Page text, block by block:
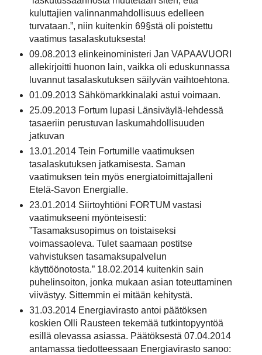
kuluttajien valinnanmahdollisuus edelleen
turvataan.”, niin kuitenkin 69§stä oli poistettu
vaatimus tasalaskutuksesta!
09.08.2013 elinkeinoministeri Jan VAPAAVUORI
allekirjoitti huonon lain, vaikka oli eduskunnassa
luvannut tasalaskutuksen säilyvän vaihtoehtona.
01.09.2013 Sähkömarkkinalaki astui voimaan.
25.09.2013 Fortum lupasi Länsiväylä-lehdessä
tasaeriin perustuvan laskumahdollisuuden
jatkuvan
13.01.2014 Tein Fortumille vaatimuksen
tasalaskutuksen jatkamisesta. Saman
vaatimuksen tein myös energiatoimittajalleni
Etelä-Savon Energialle.
23.01.2014 Siirtoyhtiöni FORTUM vastasi
vaatimukseeni myönteisesti:
”Tasamaksusopimus on toistaiseksi
voimassaoleva. Tulet saamaan postitse
vahvistuksen tasamaksupalvelun
käyttöönotosta.” 18.02.2014 kuitenkin sain
puhelinsoiton, jonka mukaan asian toteuttaminen
viivästyy. Sittemmin ei mitään kehitystä.
31.03.2014 Energiavirasto antoi päätöksen
koskien Olli Rausteen tekemää tutkintopyyntöä
esillä olevassa asiassa. Päätöksestä 07.04.2014
antamassa tiedotteessaan Energiavirasto sanoo: